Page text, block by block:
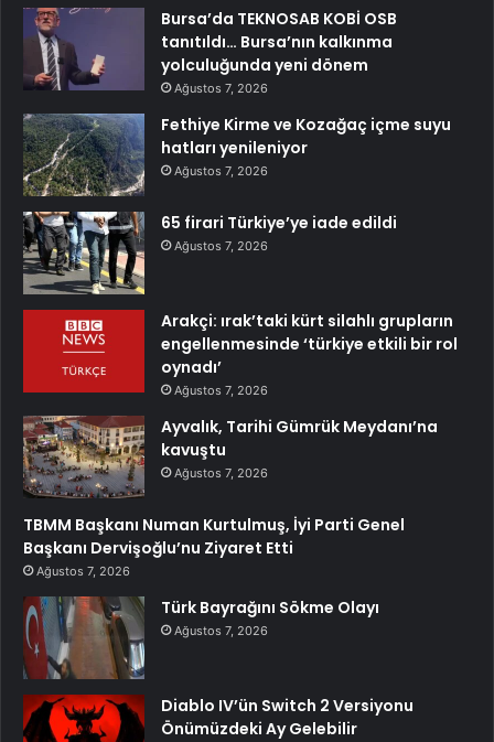
Bursa’da TEKNOSAB KOBİ OSB
tanıtıldı… Bursa’nın kalkınma
yolculuğunda yeni dönem
Ağustos 7, 2026
Fethiye Kirme ve Kozağaç içme suyu
hatları yenileniyor
Ağustos 7, 2026
65 firari Türkiye’ye iade edildi
Ağustos 7, 2026
Arakçi: ırak’taki kürt silahlı grupların
engellenmesinde ‘türkiye etkili bir rol
oynadı’
Ağustos 7, 2026
Ayvalık, Tarihi Gümrük Meydanı’na
kavuştu
Ağustos 7, 2026
TBMM Başkanı Numan Kurtulmuş, İyi Parti Genel
Başkanı Dervişoğlu’nu Ziyaret Etti
Ağustos 7, 2026
Türk Bayrağını Sökme Olayı
Ağustos 7, 2026
Diablo IV’ün Switch 2 Versiyonu
Önümüzdeki Ay Gelebilir